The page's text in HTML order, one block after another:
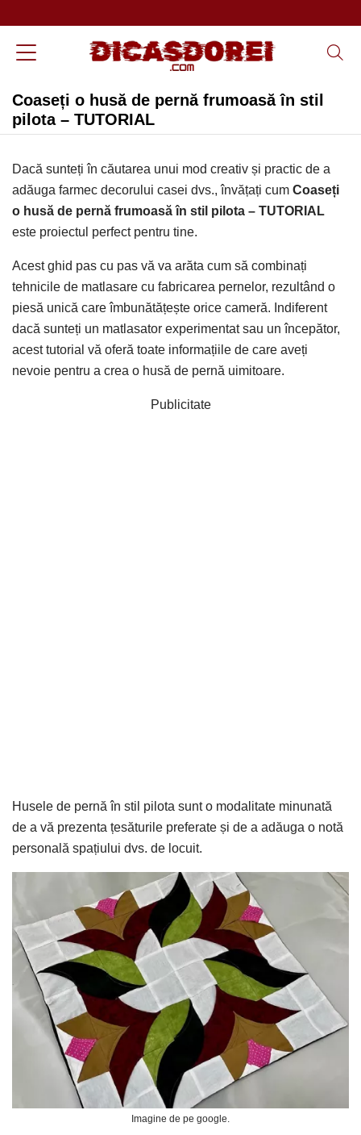
Coaseți o husă de pernă frumoasă în stil
pilota – TUTORIAL
Dacă sunteți în căutarea unui mod creativ și practic de a
adăuga farmec decorului casei dvs., învățați cum Coaseți
o husă de pernă frumoasă în stil pilota – TUTORIAL
este proiectul perfect pentru tine.
Acest ghid pas cu pas vă va arăta cum să combinați
tehnicile de matlasare cu fabricarea pernelor, rezultând o
piesă unică care îmbunătățește orice cameră. Indiferent
dacă sunteți un matlasator experimentat sau un începător,
acest tutorial vă oferă toate informațiile de care aveți
nevoie pentru a crea o husă de pernă uimitoare.
Publicitate
Husele de pernă în stil pilota sunt o modalitate minunată
de a vă prezenta țesăturile preferate și de a adăuga o notă
personală spațiului dvs. de locuit.
Imagine de pe google.